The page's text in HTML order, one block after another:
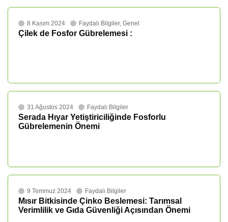
8 Kasım 2024 Faydalı Bilgiler, Genel
Çilek de Fosfor Gübrelemesi :
31 Ağustos 2024 Faydalı Bilgiler
Serada Hıyar Yetiştiriciliğinde Fosforlu
Gübrelemenin Önemi
9 Temmuz 2024 Faydalı Bilgiler
Mısır Bitkisinde Çinko Beslemesi: Tarımsal
Verimlilik ve Gıda Güvenliği Açısından Önemi